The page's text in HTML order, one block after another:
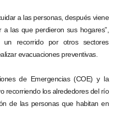
a las personas, después viene
las que perdieron sus hogares”,
recorrido por otros sectores
evacuaciones preventivas.
de Emergencias (COE) y la
recorriendo los alrededores del río
de las personas que habitan en